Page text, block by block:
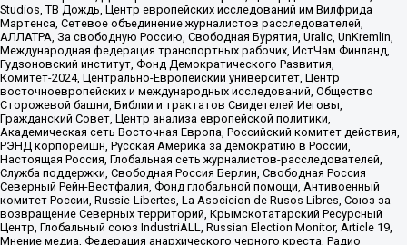
Studios, ТВ Дождь, Центр европейских исследований им Вилфрида
Мартенса, Сетевое объединение журналистов расследователей,
АЛЛАТРА, За свободную Россию, Свободная Бурятия, Uralic, UnKremlin,
Международная федерация транспортных рабочих, ИстЧам Финланд,
Гудзоновский институт, Фонд Демократического Развития,
Комитет-2024, Центрально-Европейский университет, Центр
восточноевропейских и международных исследований, Общество
Сторожевой башни, Библии и трактатов Свидетелей Иеговы,
Гражданский Совет, Центр анализа европейской политики,
Академическая сеть Восточная Европа, Российский комитет действия,
РЭНД корпорейшн, Русская Америка за демократию в России,
Настоящая Россия, Глобальная сеть журналистов-расследователей,
Служба поддержки, Свободная Россия Берлин, Свободная Россия
Северный Рейн-Вестфалия, Фонд глобальной помощи, Антивоенный
комитет России, Russie-Libertes, La Asocicion de Rusos Libres, Союз за
возвращение Северных территорий, Крымскотатарский Ресурсный
Центр, Глобальный союз IndustriALL, Russian Election Monitor, Article 19,
Мнение медиа, Федерация анархического черного креста, Радио